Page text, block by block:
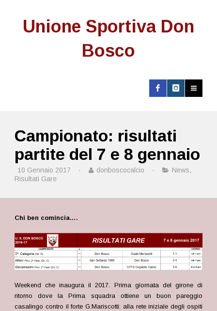
Unione Sportiva Don
Bosco
Campionato: risultati
partite del 7 e 8 gennaio
10 Gennaio 2017 · donboscocalcio · News,
Risultati Gare
Chi ben comincia….
Weekend che inaugura il 2017. Prima giornata del girone di
ritorno dove la Prima squadra ottiene un buon pareggio
casalingo contro il forte G.Mariscotti: alla rete iniziale degli ospiti